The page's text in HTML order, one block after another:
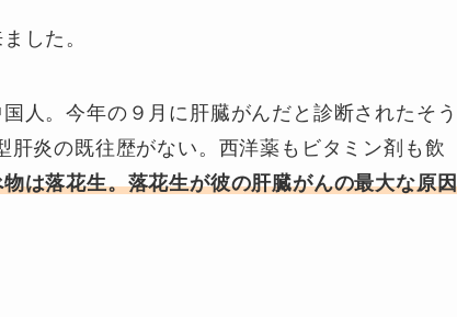
した。
人。今年の９月に肝臓がんだと診断されたそう
炎の既往歴がない。西洋薬もビタミン剤も飲
は落花生。落花生が彼の肝臓がんの最大な原因